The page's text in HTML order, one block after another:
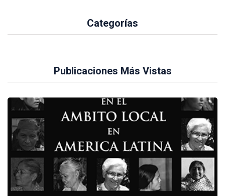
Categorías
Publicaciones Más Vistas